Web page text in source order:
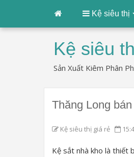
Kệ siêu thị
Kệ siêu
Sản Xuất Kiêm Phân
Thăng Long
Kệ siêu thị giá rẻ
Kệ sắt nhà kho là thiết